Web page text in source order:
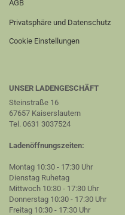
AGB
Privatsphäre und Datenschutz
Cookie Einstellungen
UNSER LADENGESCHÄFT
Steinstraße 16
67657 Kaiserslautern
Tel. 0631 3037524
Ladenöffnungszeiten:
Montag 10:30 - 17:30 Uhr
Dienstag Ruhetag
Mittwoch 10:30 - 17:30 Uhr
Donnerstag 10:30 - 17:30 Uhr
Freitag 10:30 - 17:30 Uhr